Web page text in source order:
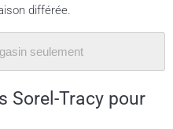
différée.
seulement
Sorel-Tracy pour